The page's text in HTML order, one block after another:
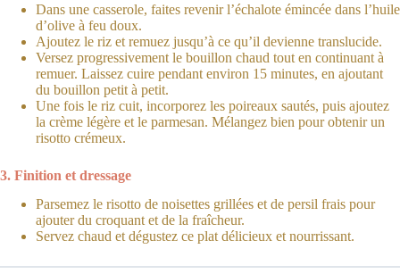
Dans une casserole, faites revenir l’échalote émincée dans l’huile
d’olive à feu doux.
Ajoutez le riz et remuez jusqu’à ce qu’il devienne translucide.
Versez progressivement le bouillon chaud tout en continuant à
remuer. Laissez cuire pendant environ 15 minutes, en ajoutant
du bouillon petit à petit.
Une fois le riz cuit, incorporez les poireaux sautés, puis ajoutez
la crème légère et le parmesan. Mélangez bien pour obtenir un
risotto crémeux.
3. Finition et dressage
Parsemez le risotto de noisettes grillées et de persil frais pour
ajouter du croquant et de la fraîcheur.
Servez chaud et dégustez ce plat délicieux et nourrissant.